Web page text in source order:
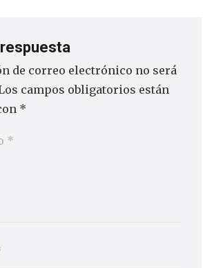
de correo electrónico no será
campos obligatorios están
*